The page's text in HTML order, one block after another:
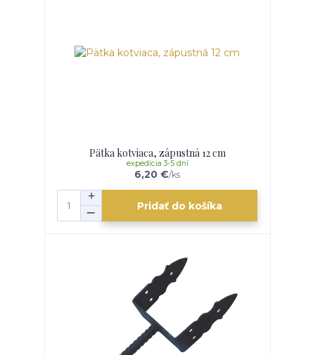
Pätka kotviaca, zápustná 12 cm
6,20 €/ks
expedícia 3-5 dní
Pridať do košíka